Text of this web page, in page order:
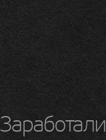
Заработали